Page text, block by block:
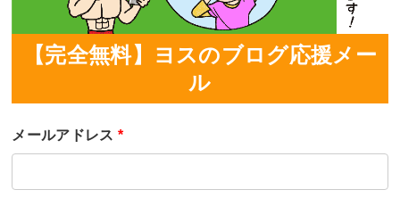
【完全無料】ヨスのブログ応援メー
ル
メールアドレス *